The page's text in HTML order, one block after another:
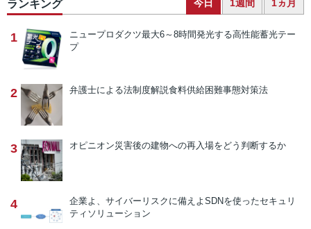
ランキング 今日 1週間 1ヵ月
1 ニュープロダクツ最大6～8時間発光する高性能蓄光テー
プ
2 弁護士による法制度解説食料供給困難事態対策法
3 オピニオン災害後の建物への再入場をどう判断するか
4 企業よ、サイバーリスクに備えよ SDNを使ったセキュリ
ティソリューション